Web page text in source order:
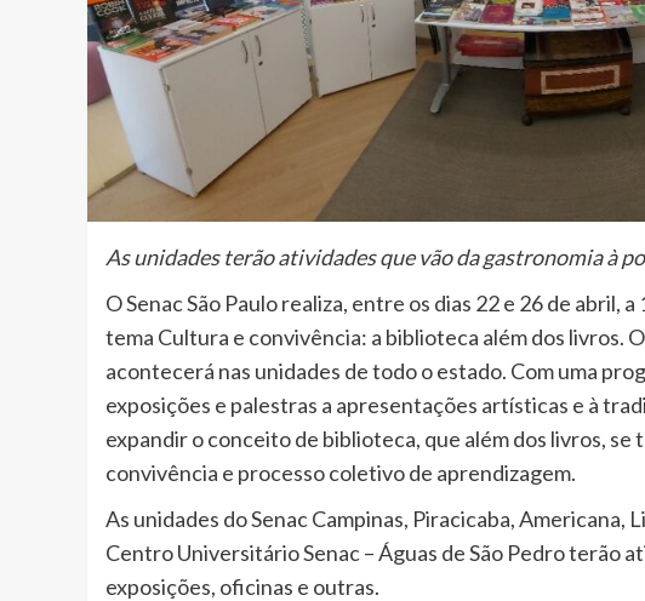
As unidades terão atividades que vão da gastronomia à
O Senac São Paulo realiza, entre os dias 22 e 26 de abril,
tema Cultura e convivência: a biblioteca além dos livros.
acontecerá nas unidades de todo o estado. Com uma
exposições e palestras a apresentações artísticas e à
expandir o conceito de biblioteca, que além dos livros, se
convivência e processo coletivo de aprendizagem.
As unidades do Senac Campinas, Piracicaba, Americana,
Centro Universitário Senac – Águas de São Pedro terão
exposições, oficinas e outras.